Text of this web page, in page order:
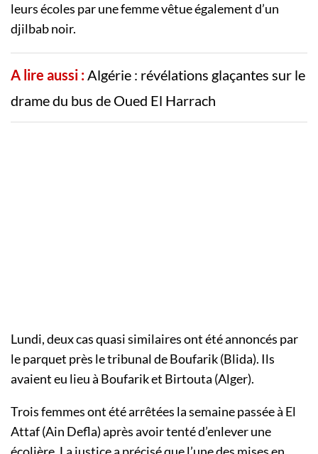
leurs écoles par une femme vêtue également d’un
djilbab noir.
A lire aussi :Algérie : révélations glaçantes sur le
drame du bus de Oued El Harrach
Lundi, deux cas quasi similaires ont été annoncés par
le parquet près le tribunal de Boufarik (Blida). Ils
avaient eu lieu à Boufarik et Birtouta (Alger).
Trois femmes ont été arrêtées la semaine passée à El
Attaf (Ain Defla) après avoir tenté d’enlever une